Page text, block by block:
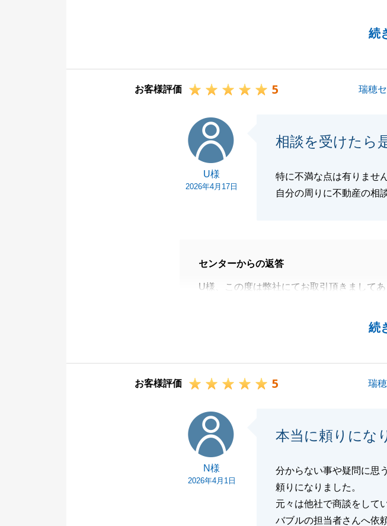
続
都度のご説明等にご寛容にご対応いただけ
お気持ちが休まることもあまりにかもしれ
引き続き今後とも宜しくお願い致します。
閉じる
お客様評価 5 瑞穂
U様
2026年4月17日
相談を受けたら
特に不満な点は有りません
自分の周りに不動産の相
続
センターからの返答
U様、この度は弊社にてお取引頂きましてあ
今後も不動産に関するお困り事等がござい
閉じる
お客様評価 5 瑞
N様
2026年4月1日
本当に頼りにな
分からない事や疑問に思
頼りになりました。
元々は他社で商談をして
バブルの担当者さんへ依